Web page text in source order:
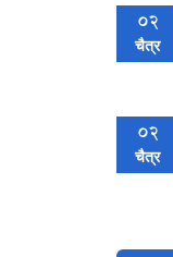
02
चैत्र
02
चैत्र